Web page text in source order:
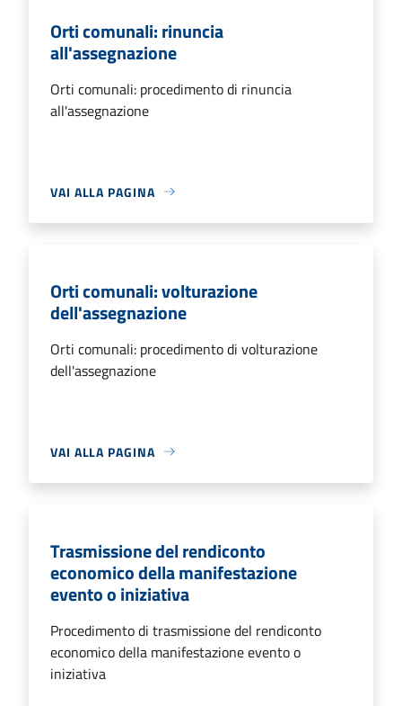
Orti comunali: rinuncia
all'assegnazione
Orti comunali: procedimento di rinuncia
all'assegnazione
VAI ALLA PAGINA
Orti comunali: volturazione
dell'assegnazione
Orti comunali: procedimento di volturazione
dell'assegnazione
VAI ALLA PAGINA
Trasmissione del rendiconto
economico della manifestazione
evento o iniziativa
Procedimento di trasmissione del rendiconto
economico della manifestazione evento o
iniziativa